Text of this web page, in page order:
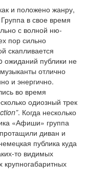
и положено жанру,
в свое время
с волной ню-
пор сильно
скапливается
ожиданий публики не
отлично
и энергично.
во время
одиозный трек
. Когда несколько
«Афиши» группа
диван и
публика куда
то видимых
крупногабаритных